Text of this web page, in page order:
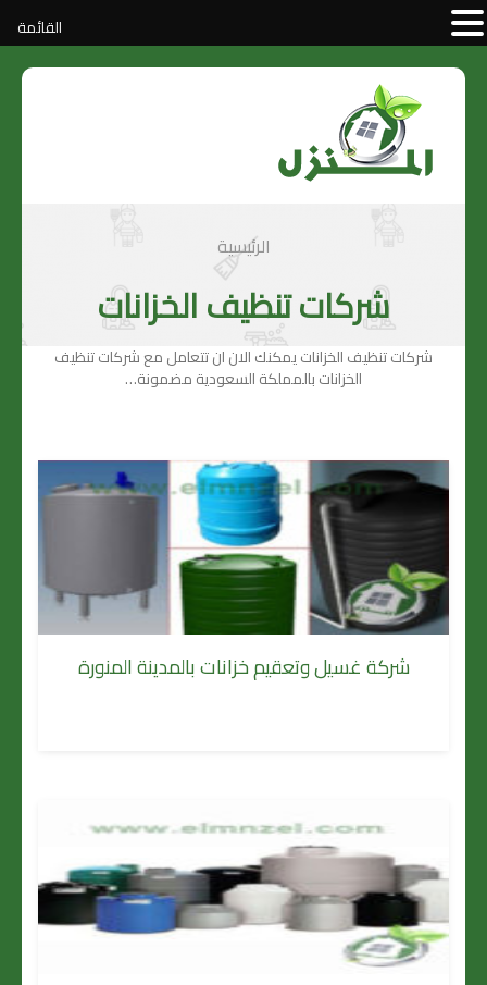
الرئيسية
شركات تنظيف الخزانات
شركات تنظيف الخزانات يمكنك الان ان تتعامل مع شركات تنظيف
الخزانات بالمملكة السعودية مضمونة…
شركة غسيل وتعقيم خزانات بالمدينة المنورة
القائمة